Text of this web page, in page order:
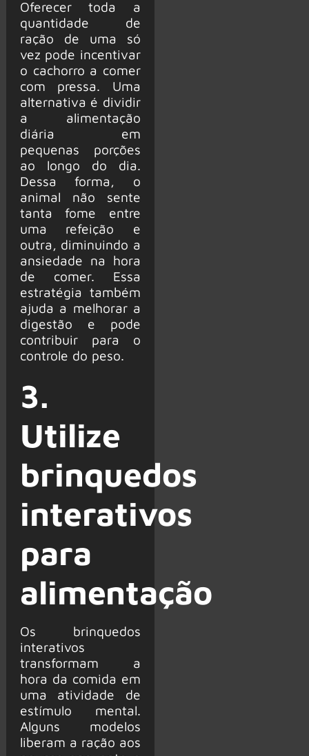
Oferecer toda a
quantidade de
ração de uma só
vez pode incentivar
o cachorro a comer
com pressa. Uma
alternativa é dividir
a alimentação
diária em
pequenas porções
ao longo do dia.
Dessa forma, o
animal não sente
tanta fome entre
uma refeição e
outra, diminuindo a
ansiedade na hora
de comer. Essa
estratégia também
ajuda a melhorar a
digestão e pode
contribuir para o
controle do peso.
3.
Utilize
brinquedos
interativos
para
alimentação
Os brinquedos
interativos
transformam a
hora da comida em
uma atividade de
estímulo mental.
Alguns modelos
liberam a ração aos